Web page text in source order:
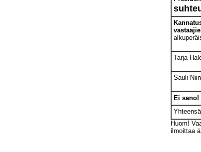
Tarja
Sauli
Ei sano!
Yhteensä
Huom!
ilmoittaa